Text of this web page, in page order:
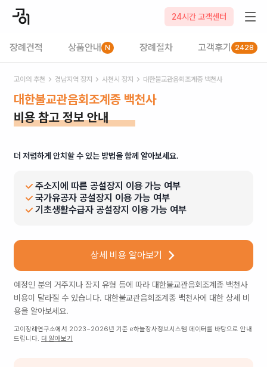
24시간 고객센터
장례견적 상품안내 N 장례절차 고객후기 2428
고이의 추천 경남지역 장지 사천시 장지 대한불교관음회조계종 백천사
대한불교관음회조계종 백천사
비용 참고 정보 안내
더 저렴하게 안치할 수 있는 방법을 함께 알아보세요.
주소지에 따른 공설장지 이용 가능 여부
국가유공자 공설장지 이용 가능 여부
기초생활수급자 공설장지 이용 가능 여부
상세 비용 알아보기
예정인 분의 거주지나 장지 유형 등에 따라 대한불교관음회조계종 백천사
비용이 달라질 수 있습니다. 대한불교관음회조계종 백천사에 대한 상세 비
용을 알아보세요.
고이장례연구소에서 2023~2026년 기준 e하늘장사정보시스템 데이터를 바탕으로 안내
드립니다. 더 알아보기